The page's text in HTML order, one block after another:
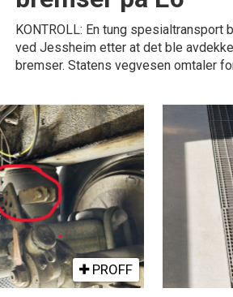
KONTROLL: En tung
ved Jessheim etter at det ble
bremser. Statens vegvesen omtaler
PROFF